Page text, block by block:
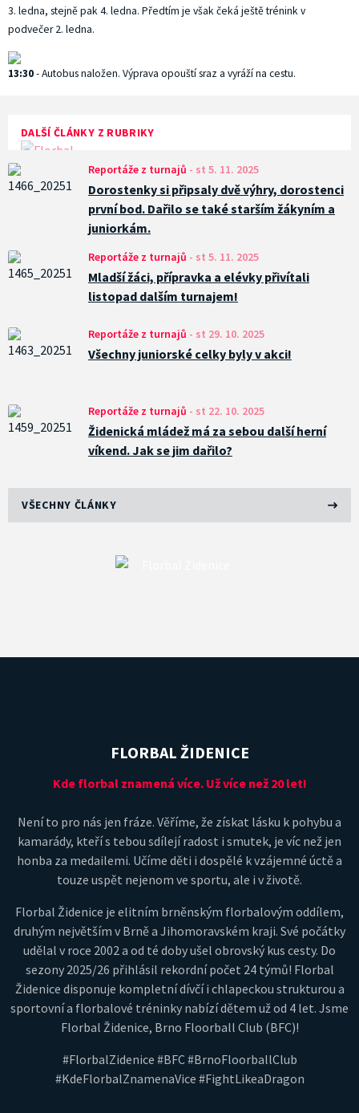
DALŠÍ ČLÁNKY Z RUBRIKY
Reportáže z turnajů - st 5. 11. 2025
Dorostenky si připsaly dvě výhry, dorostenci
první bod. Dařilo se také starším žákyním a
juniorkám.
Reportáže z turnajů - st 5. 11. 2025
Mladší žáci, přípravka a elévky přivítali
listopad dalším turnajem!
Reportáže z turnajů - st 29. 10. 2025
Všechny juniorské celky byly v akci!
Reportáže z turnajů - st 22. 10. 2025
Židenická mládež má za sebou další herní
víkend. Jak se jim dařilo?
VŠECHNY ČLÁNKY
3. ledna, stejně pak 4. ledna. Předtím je však čeká ještě trénink v
podvečer 2. ledna.
13:30- Autobus naložen. Výprava opouští sraz a vyráží na cestu.
FLORBAL ŽIDENICE
Kde florbal znamená více. Už více než 20 let!
Není to pro nás jen fráze. Věříme, že získat lásku k pohybu a
kamarády, kteří s tebou sdílejí radost i smutek, je víc než jen
honba za medailemi. Učíme děti i dospělé k vzájemné úctě a
touze uspět nejenom ve sportu, ale i v životě.
Florbal Židenice je elitním brněnským florbalovým oddílem,
druhým největším v Brně a Jihomoravském kraji. Své počátky
udělal v roce 2002 a od té doby ušel obrovský kus cesty. Do
sezony 2025/26 přihlásil rekordní počet 24 týmů! Florbal
Židenice disponuje kompletní dívčí i chlapeckou strukturou a
sportovní a florbalové tréninky nabízí dětem už od 4 let. Jsme
Florbal Židenice, Brno Floorball Club (BFC)!
#FlorbalZidenice #BFC #BrnoFloorballClub
#KdeFlorbalZnamenaVice #FightLikeaDragon